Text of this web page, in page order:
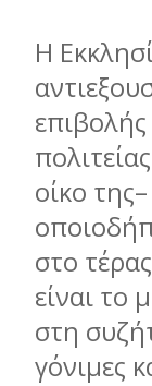
Η
οίκο
στο
είναι το
στη
γόνιμες